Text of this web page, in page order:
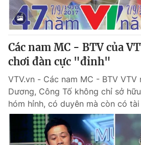
Các nam MC - BTV của
chơi đàn cực "đỉnh"
VTV.vn - Các nam MC - BTV VTV
Dương, Công Tố không chỉ sở
hóm hỉnh, có duyên mà còn có